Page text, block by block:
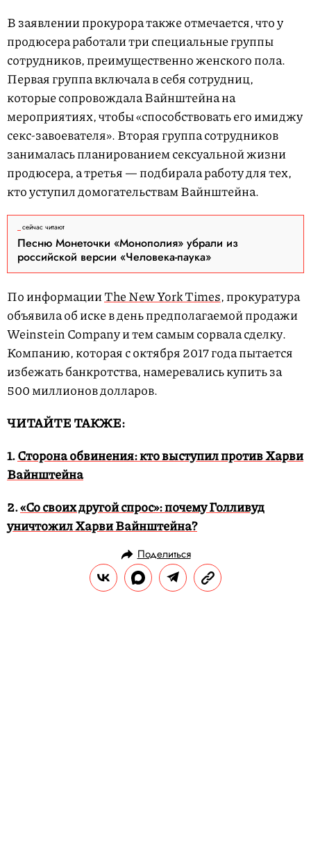
В заявлении прокурора также отмечается, что у
продюсера работали три специальные группы
сотрудников, преимущественно женского пола.
Первая группа включала в себя сотрудниц,
которые сопровождала Вайнштейна на
мероприятиях, чтобы «способствовать его имиджу
секс-завоевателя». Вторая группа сотрудников
занималась планированием сексуальной жизни
продюсера, а третья — подбирала работу для тех,
кто уступил домогательствам Вайнштейна.
сейчас читают
Песню Монеточки «Монополия» убрали из
российской версии «Человека-паука»
По информацииThe New York Times, прокуратура
объявила об иске в день предполагаемой продажи
Weinstein Company и тем самым сорвала сделку.
Компанию, которая с октября 2017 года пытается
избежать банкротства, намеревались купить за
500 миллионов долларов.
ЧИТАЙТЕ ТАКЖЕ:
1.Сторона обвинения: кто выступил против Харви
Вайнштейна
2.«Со своих другой спрос»: почему Голливуд
уничтожил Харви Вайнштейна?
Поделиться